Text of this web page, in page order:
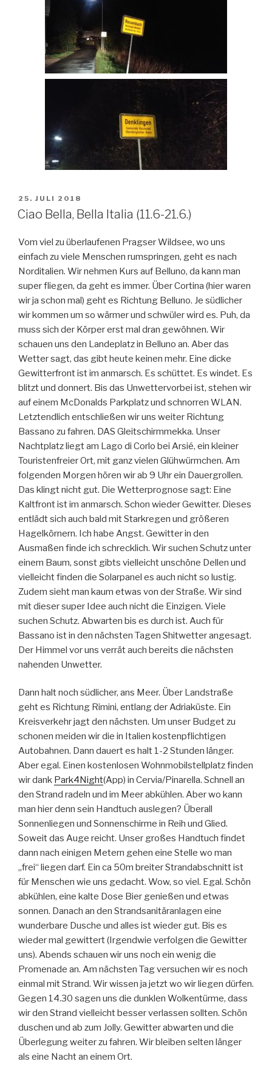
VERÖFFENTLICHT
AM
25. JULI 2018
Ciao Bella, Bella Italia (11.6-21.6.)
Vom viel zu überlaufenen Pragser Wildsee, wo uns
einfach zu viele Menschen rumspringen, geht es nach
Norditalien. Wir nehmen Kurs auf Belluno, da kann man
super fliegen, da geht es immer. Über Cortina (hier waren
wir ja schon mal) geht es Richtung Belluno. Je südlicher
wir kommen um so wärmer und schwüler wird es. Puh, da
muss sich der Körper erst mal dran gewöhnen. Wir
schauen uns den Landeplatz in Belluno an. Aber das
Wetter sagt, das gibt heute keinen mehr. Eine dicke
Gewitterfront ist im anmarsch. Es schüttet. Es windet. Es
blitzt und donnert. Bis das Unwettervorbei ist, stehen wir
auf einem McDonalds Parkplatz und schnorren WLAN.
Letztendlich entschließen wir uns weiter Richtung
Bassano zu fahren. DAS Gleitschirmmekka. Unser
Nachtplatz liegt am Lago di Corlo bei Arsié, ein kleiner
Touristenfreier Ort, mit ganz vielen Glühwürmchen. Am
folgenden Morgen hören wir ab 9 Uhr ein Dauergrollen.
Das klingt nicht gut. Die Wetterprognose sagt: Eine
Kaltfront ist im anmarsch. Schon wieder Gewitter. Dieses
entlädt sich auch bald mit Starkregen und größeren
Hagelkörnern. Ich habe Angst. Gewitter in den
Ausmaßen finde ich schrecklich. Wir suchen Schutz unter
einem Baum, sonst gibts vielleicht unschöne Dellen und
vielleicht finden die Solarpanel es auch nicht so lustig.
Zudem sieht man kaum etwas von der Straße. Wir sind
mit dieser super Idee auch nicht die Einzigen. Viele
suchen Schutz. Abwarten bis es durch ist. Auch für
Bassano ist in den nächsten Tagen Shitwetter angesagt.
Der Himmel vor uns verrät auch bereits die nächsten
nahenden Unwetter.
Dann halt noch südlicher, ans Meer. Über Landstraße
geht es Richtung Rimini, entlang der Adriaküste. Ein
Kreisverkehr jagt den nächsten. Um unser Budget zu
schonen meiden wir die in Italien kostenpflichtigen
Autobahnen. Dann dauert es halt 1-2 Stunden länger.
Aber egal. Einen kostenlosen Wohnmobilstellplatz finden
wir dank Park4Night(App) in Cervia/Pinarella. Schnell an
den Strand radeln und im Meer abkühlen. Aber wo kann
man hier denn sein Handtuch auslegen? Überall
Sonnenliegen und Sonnenschirme in Reih und Glied.
Soweit das Auge reicht. Unser großes Handtuch findet
dann nach einigen Metern gehen eine Stelle wo man
„frei“ liegen darf. Ein ca 50m breiter Strandabschnitt ist
für Menschen wie uns gedacht. Wow, so viel. Egal. Schön
abkühlen, eine kalte Dose Bier genießen und etwas
sonnen. Danach an den Strandsanitäranlagen eine
wunderbare Dusche und alles ist wieder gut. Bis es
wieder mal gewittert (Irgendwie verfolgen die Gewitter
uns). Abends schauen wir uns noch ein wenig die
Promenade an. Am nächsten Tag versuchen wir es noch
einmal mit Strand. Wir wissen ja jetzt wo wir liegen dürfen.
Gegen 14.30 sagen uns die dunklen Wolkentürme, dass
wir den Strand vielleicht besser verlassen sollten. Schön
duschen und ab zum Jolly. Gewitter abwarten und die
Überlegung weiter zu fahren. Wir bleiben selten länger
als eine Nacht an einem Ort.